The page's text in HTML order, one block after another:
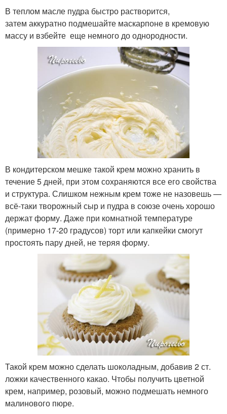
В теплом масле пудра быстро растворится,
затем аккуратно подмешайте маскарпоне в кремовую
массу и взбейте еще немного до однородности.
В кондитерском мешке такой крем можно хранить в
течение 5 дней, при этом сохраняются все его свойства
и структура. Слишком нежным крем тоже не назовешь —
всё-таки творожный сыр и пудра в союзе очень хорошо
держат форму. Даже при комнатной температуре
(примерно 17-20 градусов) торт или капкейки смогут
простоять пару дней, не теряя форму.
Такой крем можно сделать шоколадным, добавив 2 ст.
ложки качественного какао. Чтобы получить цветной
крем, например, розовый, можно подмешать немного
малинового пюре.